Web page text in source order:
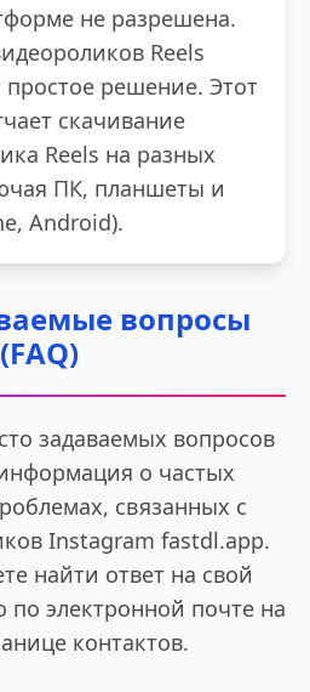
не разрешена.
Reels
простое решение. Этот
скачивание
Reels на разных
ПК, планшеты и
Android).
вопросы
(FAQ)
задаваемых вопросов
о частых
связанных с
Instagram fastdl.app.
найти ответ на свой
по электронной почте на
контактов.